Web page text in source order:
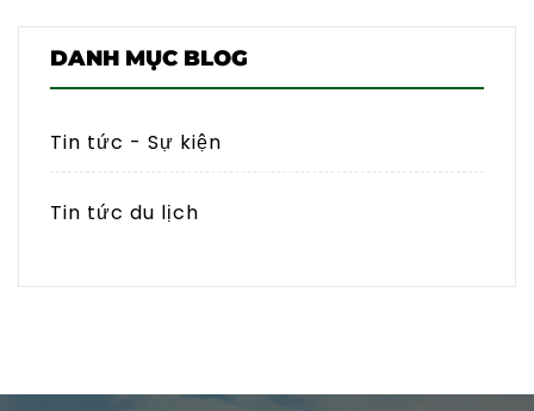
DANH MỤC BLOG
Tin tức - Sự kiện
Tin tức du lịch